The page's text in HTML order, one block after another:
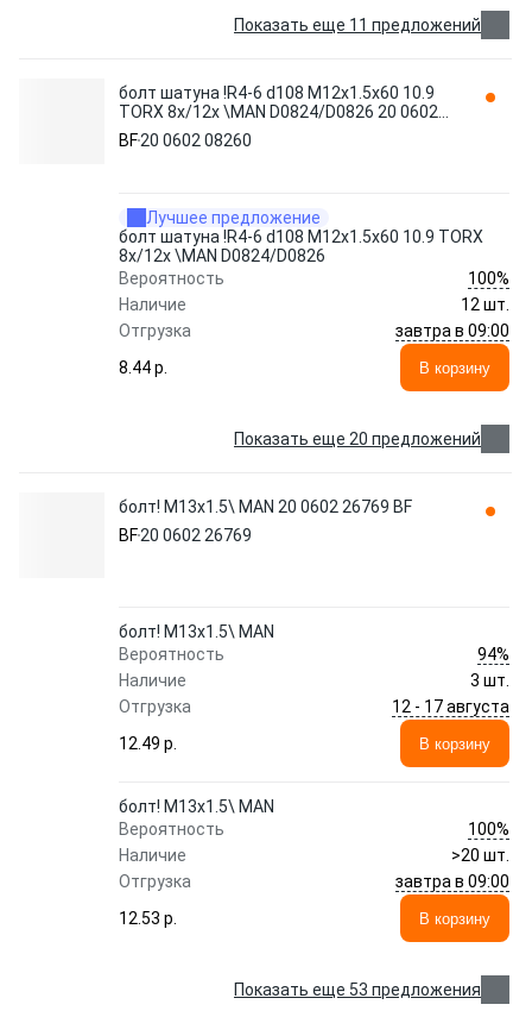
Показать еще 11 предложений
болт шатуна !R4-6 d108 M12x1.5x60 10.9
TORX 8x/12x \MAN D0824/D0826 20 0602
08260 BF
BF20 0602 08260
Лучшее предложение
болт шатуна !R4-6 d108 M12x1.5x60 10.9 TORX
8x/12x \MAN D0824/D0826
Вероятность
100%
Наличие
12 шт.
Отгрузка
завтра в 09:00
8.44 p.
В корзину
Показать еще 20 предложений
болт! M13x1.5\ MAN 20 0602 26769 BF
BF20 0602 26769
болт! M13x1.5\ MAN
Вероятность
94%
Наличие
3 шт.
Отгрузка
12 - 17 августа
12.49 p.
В корзину
болт! M13x1.5\ MAN
Вероятность
100%
Наличие
>20 шт.
Отгрузка
завтра в 09:00
12.53 p.
В корзину
Показать еще 53 предложения